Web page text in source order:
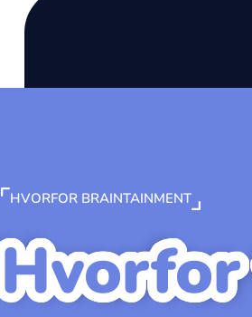
HVORFOR BRAINTAINMENT